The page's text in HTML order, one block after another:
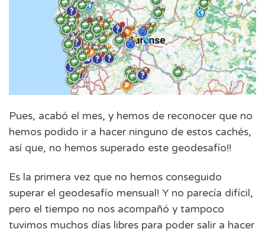
Pues, acabó el mes, y hemos de reconocer que no
hemos podido ir a hacer ninguno de estos cachés,
así que, no hemos superado este geodesafío!!
Es la primera vez que no hemos conseguido
superar el geodesafío mensual! Y no parecía difícil,
pero el tiempo no nos acompañó y tampoco
tuvimos muchos días libres para poder salir a hacer